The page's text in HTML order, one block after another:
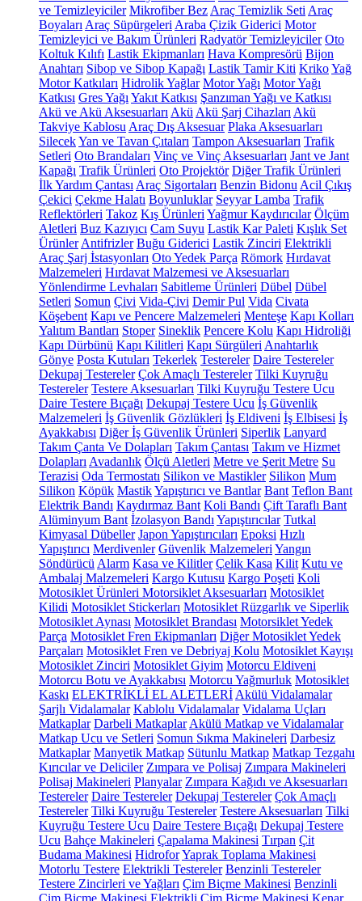
ve Temizleyiciler Mikrofiber Bez Araç Temizlik Seti Araç
Boyaları Araç Süpürgeleri Araba Çizik Giderici Motor
Temizleyici ve Bakım Ürünleri Radyatör Temizleyiciler Oto
Koltuk Kılıfı Lastik Ekipmanları Hava Kompresörü Bijon
Anahtarı Sibop ve Sibop Kapağı Lastik Tamir Kiti KrikoYağ
Motor Katkıları Hidrolik Yağlar Motor Yağı Motor Yağı
Katkısı Gres Yağı Yakıt Katkısı Şanzıman Yağı ve Katkısı
Akü ve Akü Aksesuarları Akü Akü Şarj Cihazları Akü
Takviye Kablosu Araç Dış Aksesuar Plaka Aksesuarları
SilecekYan ve Tavan Çıtaları Tampon Aksesuarları Trafik
Setleri Oto Brandaları Vinç ve Vinç Aksesuarları Jant ve Jant
Kapağı Trafik Ürünleri Oto Projektör Diğer Trafik Ürünleri
İlk Yardım Çantası Araç Sigortaları Benzin Bidonu Acil Çıkış
Çekici Çekme Halatı Boyunluklar Seyyar Lamba Trafik
Reflektörleri Takoz Kış Ürünleri Yağmur Kaydırıcılar Ölçüm
Aletleri Buz Kazıyıcı Cam Suyu Lastik Kar Paleti Kışlık Set
Ürünler Antifrizler Buğu Giderici Lastik Zinciri Elektrikli
Araç Şarj İstasyonları Oto Yedek Parça Römork Hırdavat
Malzemeleri Hırdavat Malzemesi ve Aksesuarları
Yönlendirme Levhaları Sabitleme Ürünleri Dübel Dübel
Setleri Somun Çivi Vida-Çivi Demir Pul Vida Civata
Köşebent Kapı ve Pencere Malzemeleri Menteşe Kapı Kolları
Yalıtım Bantları Stoper Sineklik Pencere Kolu Kapı Hidroliği
Kapı Dürbünü Kapı Kilitleri Kapı Sürgüleri Anahtarlık
Gönye Posta Kutuları Tekerlek Testereler Daire Testereler
Dekupaj Testereler Çok Amaçlı Testereler Tilki Kuyruğu
Testereler Testere Aksesuarları Tilki Kuyruğu Testere Ucu
Daire Testere Bıçağı Dekupaj Testere Ucu İş Güvenlik
Malzemeleri İş Güvenlik Gözlükleri İş Eldiveni İş Elbisesi İş
Ayakkabısı Diğer İş Güvenlik Ürünleri Siperlik Lanyard
Takım Çanta Ve Dolapları Takım Çantası Takım ve Hizmet
Dolapları Avadanlık Ölçü Aletleri Metre ve Şerit Metre Su
Terazisi Oda Termostatı Silikon ve Mastikler Silikon Mum
Silikon Köpük MastikYapıştırıcı ve Bantlar Bant Teflon Bant
Elektrik Bandı Kaydırmaz Bant Koli Bandı Çift Taraflı Bant
Alüminyum Bant İzolasyon Bandı Yapıştırıcılar Tutkal
Kimyasal Dübeller Japon Yapıştırıcıları Epoksi Hızlı
Yapıştırıcı Merdivenler Güvenlik Malzemeleri Yangın
Söndürücü Alarm Kasa ve Kilitler Çelik Kasa Kilit Kutu ve
Ambalaj Malzemeleri Kargo Kutusu Kargo Poşeti Koli
Motosiklet Ürünleri Motorsiklet Aksesuarları Motosiklet
Kilidi Motosiklet Stickerları Motosiklet Rüzgarlık ve Siperlik
Motosiklet Aynası Motosiklet Brandası Motorsiklet Yedek
Parça Motosiklet Fren Ekipmanları Diğer Motosiklet Yedek
Parçaları Motosiklet Fren ve Debriyaj Kolu Motosiklet Kayışı
Motosiklet Zinciri Motosiklet Giyim Motorcu Eldiveni
Motorcu Botu ve Ayakkabısı Motorcu Yağmurluk Motosiklet
Kaskı ELEKTRİKLİ EL ALETLERİ Akülü Vidalamalar
Şarjlı Vidalamalar Kablolu Vidalamalar Vidalama Uçları
Matkaplar Darbeli Matkaplar Akülü Matkap ve Vidalamalar
Matkap Ucu ve Setleri Somun Sıkma Makineleri Darbesiz
Matkaplar Manyetik Matkap Sütunlu Matkap Matkap Tezgahı
Kırıcılar ve Deliciler Zımpara ve Polisaj Zımpara Makineleri
Polisaj Makineleri Planyalar Zımpara Kağıdı ve Aksesuarları
Testereler Daire Testereler Dekupaj Testereler Çok Amaçlı
Testereler Tilki Kuyruğu Testereler Testere Aksesuarları Tilki
Kuyruğu Testere Ucu Daire Testere Bıçağı Dekupaj Testere
Ucu Bahçe Makineleri Çapalama Makinesi Tırpan Çit
Budama Makinesi HidroforYaprak Toplama Makinesi
Motorlu Testere Elektrikli Testereler Benzinli Testereler
Testere Zincirleri ve Yağları Çim Biçme Makinesi Benzinli
Çim Biçme Makinesi Elektrikli Çim Biçme Makinesi Kenar